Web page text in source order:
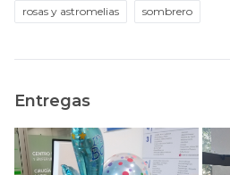
rosas y astromelias sombrero
Entregas